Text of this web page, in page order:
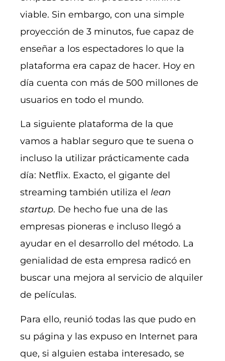
viable. Sin embargo, con una simple
proyección de 3 minutos, fue capaz de
enseñar a los espectadores lo que la
plataforma era capaz de hacer. Hoy en
día cuenta con más de 500 millones de
usuarios en todo el mundo.
La siguiente plataforma de la que
vamos a hablar seguro que te suena o
incluso la utilizar prácticamente cada
día: Netflix. Exacto, el gigante del
streaming también utiliza el lean
startup. De hecho fue una de las
empresas pioneras e incluso llegó a
ayudar en el desarrollo del método. La
genialidad de esta empresa radicó en
buscar una mejora al servicio de alquiler
de películas.
Para ello, reunió todas las que pudo en
su página y las expuso en Internet para
que, si alguien estaba interesado, se